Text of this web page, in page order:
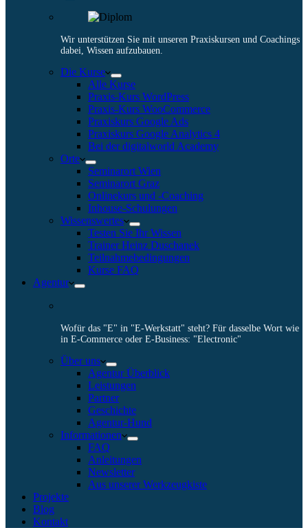
Wir unterstützen Sie mit unseren Praxiskursen und Coachings
dabei, Wissen aufzubauen.
Die Kurse
Alle Kurse
Praxis-Kurs WordPress
Praxis-Kurs WooCommerce
Praxiskurs Google Ads
Praxiskurs Google Analytics 4
Bei der digitalworld Academy
Orte
Seminarort Wien
Seminarort Graz
Onlinekurs und -Coaching
Inhouse-Schulungen
Wissenswertes
Testen Sie Ihr Wissen
Trainer Heinz Duschanek
Teilnahmebedingungen
Kurse FAQ
Agentur
Wofür das "E" in "E-Werkstatt" steht? Für dasselbe Wort wie
in E-Commerce oder E-Business: "Electronic"
Über uns
Agentur Überblick
Leistungen
Partner
Geschichte
Agentur-Hund
Informationen
FAQ
Anleitungen
Newsletter
Aus unserer Werkzeugkiste
Projekte
Blog
Kontakt